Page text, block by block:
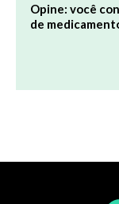
Opine: você
de